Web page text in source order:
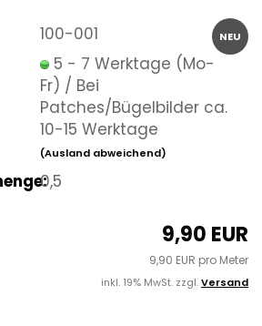
NEU
100-001
5 - 7 Werktage (Mo-
Fr) / Bei
Patches/Bügelbilder ca.
10-15 Werktage
(Ausland abweichend)
0,5
9,90 EUR
9,90 EUR pro Meter
inkl. 19% MwSt. zzgl.Versand